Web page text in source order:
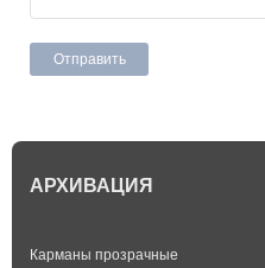
АРХИВАЦИЯ
Карманы прозрачные